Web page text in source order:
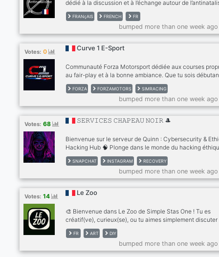
dédié à la discussion et à l’échange autour de
du gnosticisme et des questions spirituelles,
existentielles qui y sont liées.Discussions francophones
autour de l’antinatalisme, du gnosticisme et des
existentielles.Sens de la vie, souffrance, naissance,
spiritualité critique, visions alternatives. Pour esprits
et critiques.
FRANçAIS FRENCH FR
bumped more than one week
Votes: 0 Curve 1 E-Sport
Communauté Forza Motorsport dédiée aux courses
au fair-play et à la bonne ambiance. Que tu sois
confirmé ou pilote très compétitif, tu es au bon endroit
rouler sérieusement sans prise de tête.
FORZA FORZAMOTORS SIMRACING
bumped more than one week
Votes: 68 𝚂𝙴𝚁𝚅𝙸𝙲𝙴𝚂 𝙲𝙷𝙰𝙿𝙴𝙰𝚄 𝙽𝙾𝙸𝚁 🎩
Bienvenue sur le serveur de Quinn : Cybersecurity &
Hacking Hub 🧠 Plonge dans le monde du hacking
de la défense numérique aux côtés d’une communauté
mondiale de passionnés d’infosec, de pentesters et de
professionnels de la cybersécurité. Que tu sois ici pour
apprendre, enseigner ou relever de vrais défis — nous
sommes là pour t’accompagner. 🔐 Ce que nous
Des sessions de Capture-The-Flag (CTF) en direct & des
SNAPCHAT INSTAGRAM RECOVERY
bumped more than one week
Votes: 14 Le Zoo
🎨 Bienvenue dans Le Zoo de Simple Stas One ! Tu es
créatif(ve), curieux(se), ou tu aimes simplement discuter
projets cool ? Ce serveur est pour toi ! 🔧 Ici, on parle de :
Bricolage, DIY, art, numérique Conseils pour créateurs
contenu Streams, actus, blogs, tutos exclusifs 👥
petite communauté chill où on échange, on partage, on
FR ART DIY
bumped more than one week